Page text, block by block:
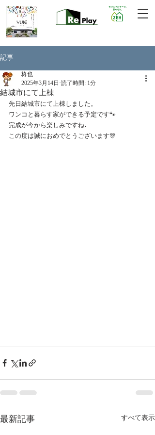
記事
結城市にて上棟
柊也
2025年3月14日 読了時間: 1分
先日結城市にて上棟しました。
ワンコと暮らす家ができる予定です🐾
完成が今から楽しみですね♩
この度は誠におめでとうございます🎊
最新記事 すべて表示